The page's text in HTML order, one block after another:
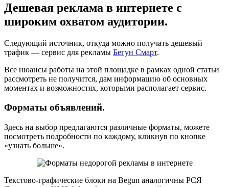
Дешевая реклама в интернете с
широким охватом аудитории.
Следующий источник, откуда можно получать дешевый
трафик — сервис для рекламы Бегун Смарт.
Все нюансы работы на этой площадке в рамках одной статьи
рассмотреть не получится, дам информацию об основных
моментах и возможностях, которыми располагает сервис.
Форматы объявлений.
Здесь на выбор предлагаются различные форматы, можете
посмотреть подробности по каждому, кликнув по кнопке
«узнать больше».
Текстово-графические блоки на Begun аналогичны РСЯ